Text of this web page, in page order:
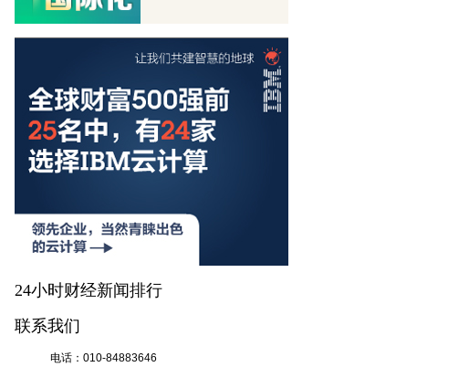
24小时财经新闻排行
联系我们
电话： 010-84883646